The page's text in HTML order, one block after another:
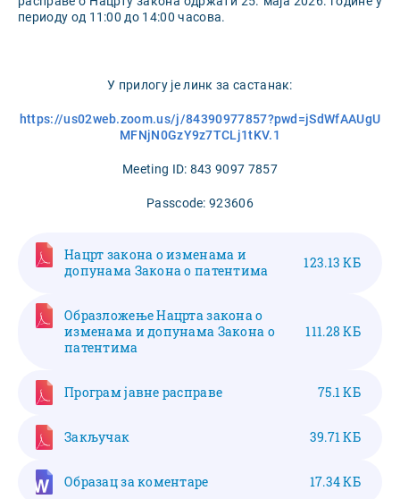
периоду од 11:00 до 14:00 часова.
У прилогу је линк за састанак:
https://us02web.zoom.us/j/84390977857?pwd=jSdWfAAUgU
MFNjN0GzY9z7TCLj1tKV.1
Meeting ID: 843 9097 7857
Passcode: 923606
Нацрт закона о изменама и
допунама Закона о патентима
123.13 КБ
Образложење Нацрта закона о
изменама и допунама Закона о
патентима
111.28 КБ
Програм јавне расправе 75.1 КБ
Закључак 39.71 КБ
Образац за коментаре 17.34 КБ